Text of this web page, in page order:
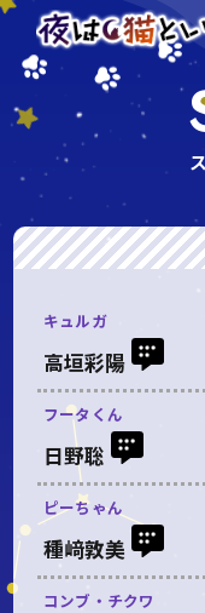
キュルガ
高垣彩陽
フータくん
日野聡
ピーちゃん
種﨑敦美
コンブ・チクワ